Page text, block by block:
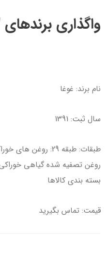
واگذاری
نام برند: غوغا
سال ثبت: 1391
طبقات: طبقه 29:
بسته بندی کالاها
قیمت: تماس بگیرید